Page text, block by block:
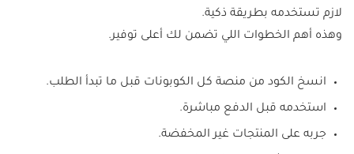
لازم تستخدمه بطريقة ذكية.
وهذه أهم الخطوات اللي تضمن لك أعلى توفير.
انسخ الكود من منصة كل الكوبونات قبل ما تبدأ الطلب.
استخدمه قبل الدفع مباشرة.
جربه على المنتجات غير المخفضة.